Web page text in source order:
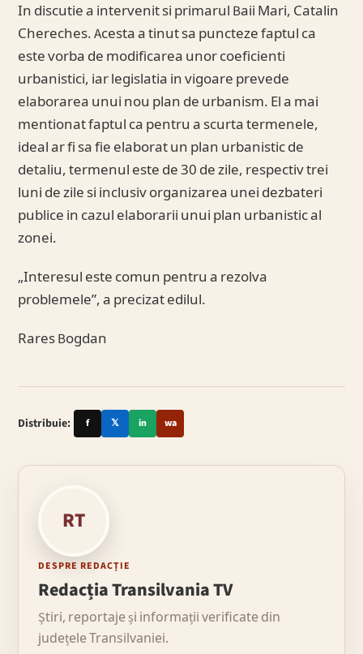
In discutie a intervenit si primarul Baii Mari, Catalin
Chereches. Acesta a tinut sa puncteze faptul ca
este vorba de modificarea unor coeficienti
urbanistici, iar legislatia in vigoare prevede
elaborarea unui nou plan de urbanism. El a mai
mentionat faptul ca pentru a scurta termenele,
ideal ar fi sa fie elaborat un plan urbanistic de
detaliu, termenul este de 30 de zile, respectiv trei
luni de zile si inclusiv organizarea unei dezbateri
publice in cazul elaborarii unui plan urbanistic al
zonei.
„Interesul este comun pentru a rezolva
problemele”, a precizat edilul.
Rares Bogdan
Distribuie: f 𝕏 in wa
RT
DESPRE REDACȚIE
Redacția Transilvania TV
Știri, reportaje și informații verificate din
județele Transilvaniei.